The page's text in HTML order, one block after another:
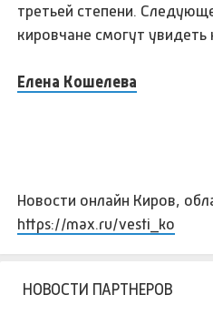
третьей степени.
кировчане смогут увидеть
Елена Кошелева
Новости онлайн Киров,
https://max.ru/vesti_ko
НОВОСТИ ПАРТНЕРОВ